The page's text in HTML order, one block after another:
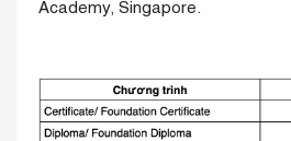
Academy, Singapore.